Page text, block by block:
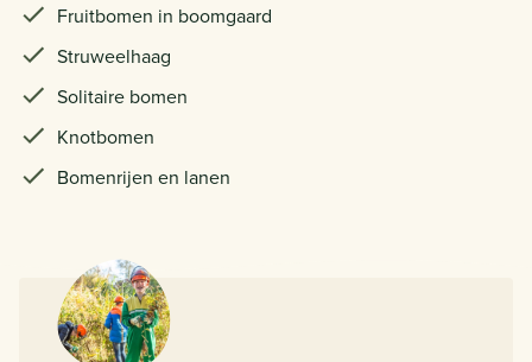
Fruitbomen in boomgaard
Struweelhaag
Solitaire bomen
Knotbomen
Bomenrijen en lanen